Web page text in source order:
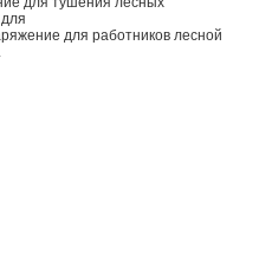
для работников лесной